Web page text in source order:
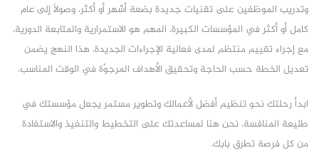
وتدريب الموظفين على تقنيات جديدة بضعة أشهر أو أكثر، وصولًا إلى عام
كامل أو أكثر في المؤسسات الكبيرة. المهم هو الاستمرارية والمتابعة الدورية،
مع إجراء تقييم منتظم لمدى فعالية الإجراءات الجديدة. هذا النهج يضمن
تعديل الخطة حسب الحاجة وتحقيق الأهداف المرجوّة في الوقت المناسب.
ابدأ رحلتك نحو تنظيم أفضل لأعمالك وتطوير مستمر يجعل مؤسستك في
طليعة المنافسة. نحن هنا لمساعدتك على التخطيط والتنفيذ والاستفادة
من كل فرصة تطرق بابك.